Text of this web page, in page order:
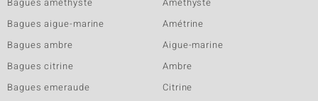
Bagues aigue-marine
Bagues ambre
Bagues citrine
Bagues emeraude
Amétrine
Aigue-marine
Ambre
Citrine